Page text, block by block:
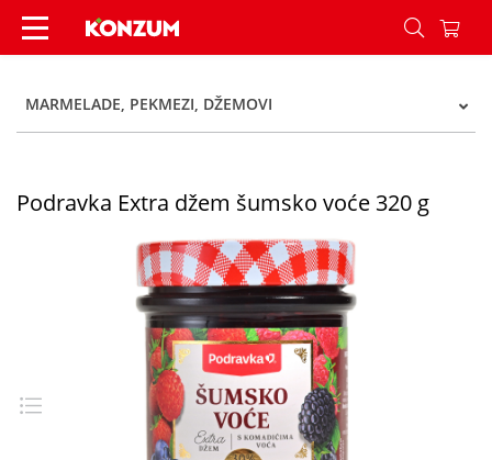
Podravka Extra džem šumsko voće 320 g -
MARMELADE, PEKMEZI, DŽEMOVI
Podravka Extra džem šumsko voće 320 g